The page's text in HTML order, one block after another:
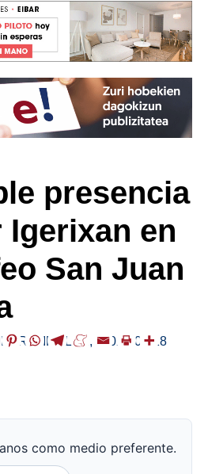
presencia
Igerixan en
San Juan
,KIROLAK , /2024-07-18
como medio preferente.